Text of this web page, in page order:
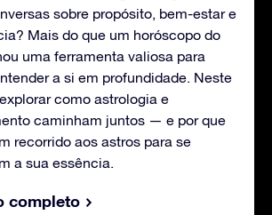
sobre propósito, bem-estar e
Mais do que um horóscopo do
uma ferramenta valiosa para
a si em profundidade. Neste
como astrologia e
caminham juntos — e por que
recorrido aos astros para se
a sua essência.
completo